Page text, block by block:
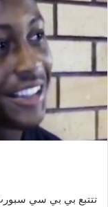
تتتبع بي بي سي